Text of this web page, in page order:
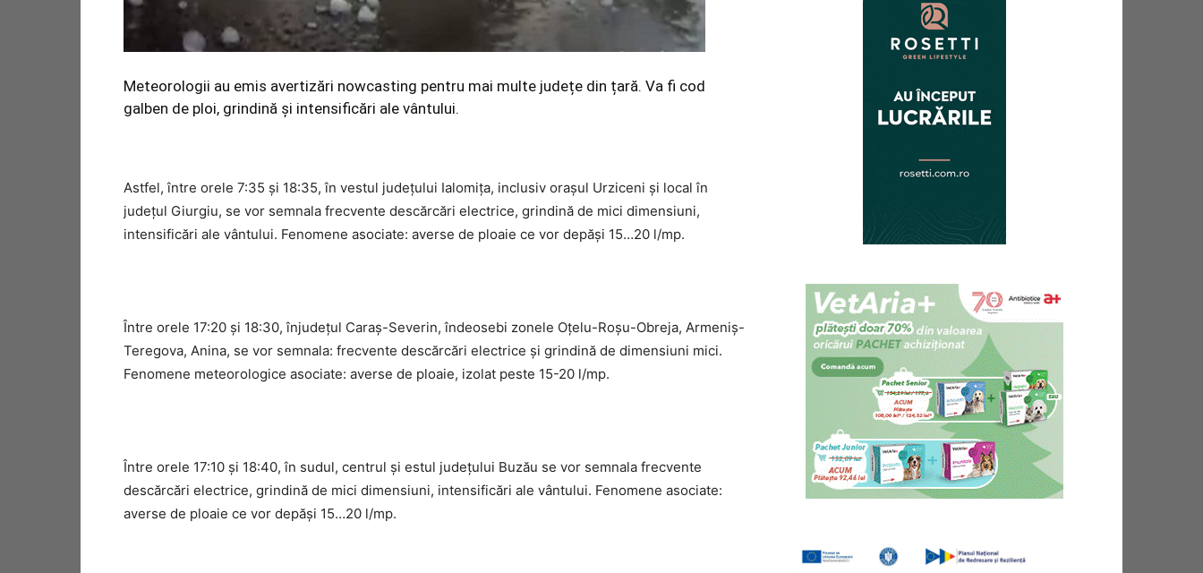
Meteorologii au emis avertizări nowcasting pentru mai multe județe din țară. Va fi cod
galben de ploi, grindină și intensificări ale vântului.
Astfel, între orele 7:35 și 18:35, în vestul judeţului Ialomiţa, inclusiv oraşul Urziceni şi local în
judeţul Giurgiu, se vor semnala frecvente descărcări electrice, grindină de mici dimensiuni,
intensificări ale vântului. Fenomene asociate: averse de ploaie ce vor depăşi 15…20 l/mp.
Între orele 17:20 și 18:30, înjudețul Caraș-Severin, îndeosebi zonele Oțelu-Roșu-Obreja, Armeniș-
Teregova, Anina, se vor semnala: frecvente descărcări electrice și grindină de dimensiuni mici.
Fenomene meteorologice asociate: averse de ploaie, izolat peste 15-20 l/mp.
Între orele 17:10 și 18:40, în sudul, centrul şi estul judeţului Buzău se vor semnala frecvente
descărcări electrice, grindină de mici dimensiuni, intensificări ale vântului. Fenomene asociate:
averse de ploaie ce vor depăşi 15…20 l/mp.